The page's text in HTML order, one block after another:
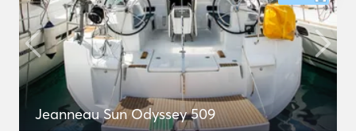
Jeanneau Sun Odyssey 509